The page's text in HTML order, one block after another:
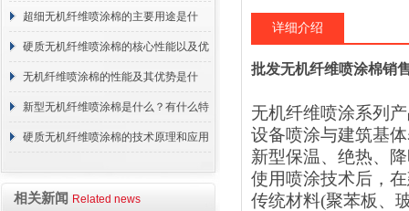
超细无机纤维喷涂棉的主要用途是什
么？
硬质无机纤维喷涂棉的核心性能以及优
点介绍
无机纤维喷涂棉的性能及其优势是什
么？
新型无机纤维喷涂棉是什么？有什么特
点？
硬质无机纤维喷涂棉的技术原理和应用
相关新闻 Related news
详细介绍
批发无机纤维喷涂棉销
无机纤维喷涂系列
设备喷涂与建筑基
新型保温、绝热、
使用喷涂技术后，
传统材料(聚苯板、